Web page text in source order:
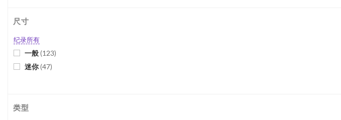
尺寸
纪录所有
一般 (123)
迷你(47)
类型